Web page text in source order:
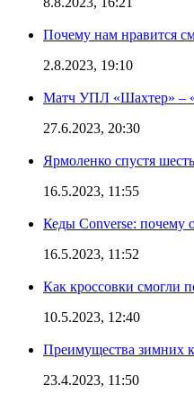
Почему нам нравится
2.8.2023, 19:10
Матч УПЛ «Шахтер» –
27.6.2023, 20:30
Ярмоленко спустя
16.5.2023, 11:55
Кеды Converse: почему
16.5.2023, 11:52
Как кроссовки смогли
10.5.2023, 12:40
Преимущества зимних
23.4.2023, 11:50